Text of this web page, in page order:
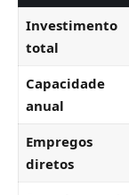
Investimento
total
Capacidade
anual
Empregos
diretos